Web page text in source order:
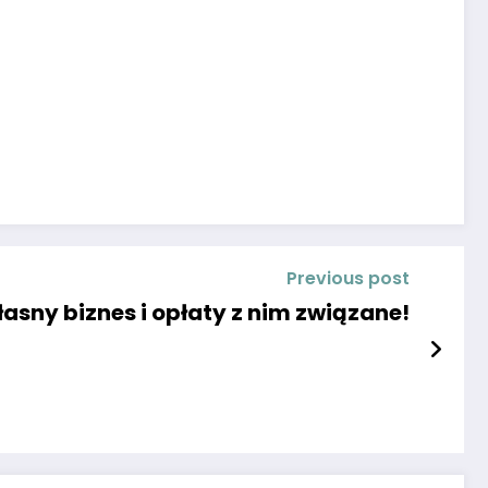
Previous post
biznes i opłaty z nim związane!